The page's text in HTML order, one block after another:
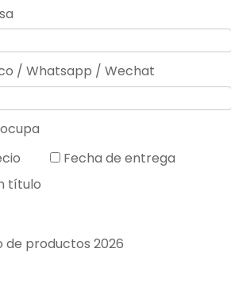
/ Whatsapp / Wechat
Fecha de entrega
título
de productos 2026